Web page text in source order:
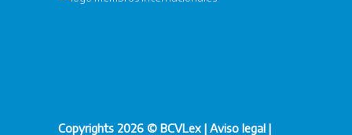
Copyrights 2026 © BCVLex | Aviso legal |